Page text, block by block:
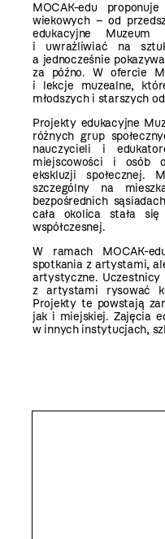
MOCAK-edu
wiekowych – od
edukacyjne
i uwrażliwiać na
a jednocześnie
za późno. W ofercie
i lekcje muzealne,
młodszych i starszych
Projekty edukacyjne
różnych grup
nauczycieli i
miejscowości i osób
ekskluzji społecznej.
szczególny na
bezpośrednich
cała okolica stała
współczesnej.
W ramach MOCAK-
spotkania z artystami,
artystyczne.
z artystami rysować
Projekty te powstają
jak i miejskiej. Zajęcia
w innych instytucjach,